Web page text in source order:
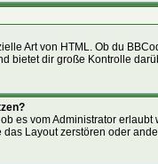
Art von HTML. Ob du
bietet dir große Kontrolle
es vom Administrator
Layout zerstören oder